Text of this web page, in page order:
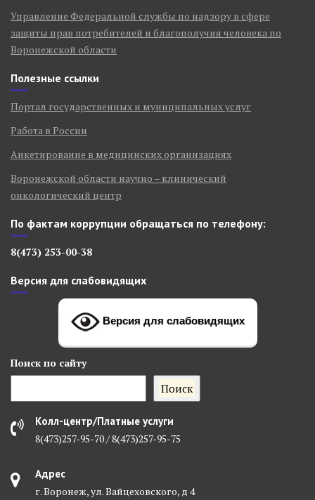
Управление Федеральной службы по надзору в сфере
защиты прав потребителей и благополучия человека по
Воронежской области
Полезные ссылки
Портал государственных и муниципальных услуг
Работа в России
Анкетирование в медицинских организациях
Воронежской области научно – клинический
онкологический центр
По фактам коррупции обращаться по телефону:
8(473) 253-00-38
Версия для слабовидящих
Версия для слабовидящих
Поиск по сайту
Поиск
Колл-центр/Платные услуги
8(473)257-95-70 / 8(473)257-95-75
Адрес
г. Воронеж, ул. Вайцеховского, д 4